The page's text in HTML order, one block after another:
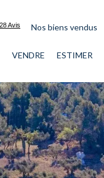
Nos biens vendus
VENDRE ESTIMER